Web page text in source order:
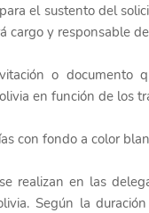
el sustento del
cargo y responsable
o documento
en función de los
con fondo a color
realizan en las
Según la